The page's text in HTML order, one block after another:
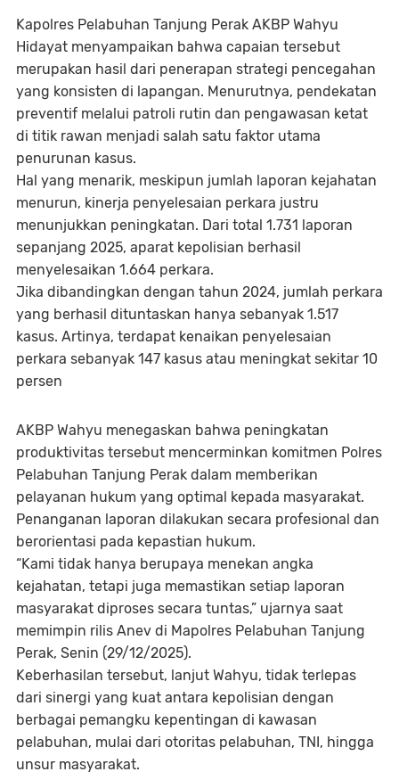
Kapolres Pelabuhan Tanjung Perak AKBP Wahyu
Hidayat menyampaikan bahwa capaian tersebut
merupakan hasil dari penerapan strategi pencegahan
yang konsisten di lapangan. Menurutnya, pendekatan
preventif melalui patroli rutin dan pengawasan ketat
di titik rawan menjadi salah satu faktor utama
penurunan kasus.
Hal yang menarik, meskipun jumlah laporan kejahatan
menurun, kinerja penyelesaian perkara justru
menunjukkan peningkatan. Dari total 1.731 laporan
sepanjang 2025, aparat kepolisian berhasil
menyelesaikan 1.664 perkara.
Jika dibandingkan dengan tahun 2024, jumlah perkara
yang berhasil dituntaskan hanya sebanyak 1.517
kasus. Artinya, terdapat kenaikan penyelesaian
perkara sebanyak 147 kasus atau meningkat sekitar 10
persen
AKBP Wahyu menegaskan bahwa peningkatan
produktivitas tersebut mencerminkan komitmen Polres
Pelabuhan Tanjung Perak dalam memberikan
pelayanan hukum yang optimal kepada masyarakat.
Penanganan laporan dilakukan secara profesional dan
berorientasi pada kepastian hukum.
“Kami tidak hanya berupaya menekan angka
kejahatan, tetapi juga memastikan setiap laporan
masyarakat diproses secara tuntas,” ujarnya saat
memimpin rilis Anev di Mapolres Pelabuhan Tanjung
Perak, Senin (29/12/2025).
Keberhasilan tersebut, lanjut Wahyu, tidak terlepas
dari sinergi yang kuat antara kepolisian dengan
berbagai pemangku kepentingan di kawasan
pelabuhan, mulai dari otoritas pelabuhan, TNI, hingga
unsur masyarakat.